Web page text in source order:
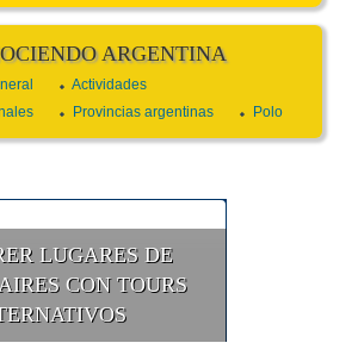
ARGENTINA
Actividades
Provincias argentinas Polo
LUGARES DE
CON TOURS